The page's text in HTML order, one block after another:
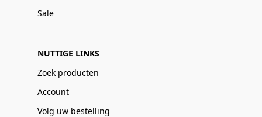
Sale
NUTTIGE LINKS
Zoek producten
Account
Volg uw bestelling